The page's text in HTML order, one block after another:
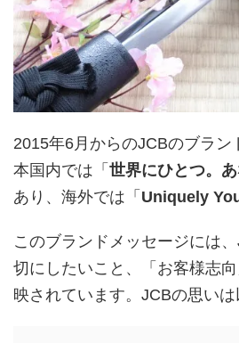
2015年6月からのJCBのブラン
本国内では「 世界にひとつ。あ
あり、海外では「 Uniquely
このブランドメッセージには
切にしたいこと、「お客様志
映されています。JCBの思いは